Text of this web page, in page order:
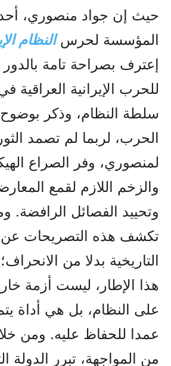
حيث إن جواد منصوري،
المؤسسة لحرسالنظام
إعترف بصراحة تامة
للحرب الإيرانية العراقية
سلطة النظام، وذكر بوضوح
الحرب، لربما لم تصمد
لمنصوري، وفر الصراع
والزخم اللازم لقمع
وتحييد الفصائل الرافضة.
تكشف هذه التصريحات عن
التاريخية بدلا من
هذا الإطار، ليست أزمة
على النظام، بل هي أداة
عمدا للحفاظ عليه. ومن
من المواجهة، تبرر الدولة